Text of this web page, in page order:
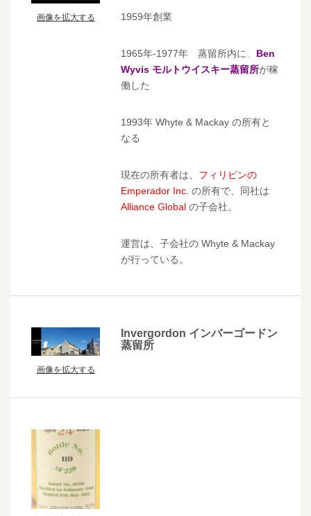
画像を拡大する 1959年創業
1965年-1977年 蒸留所内に、 Ben
Wyvis モルトウイスキー蒸留所が稼
働した
1993年 Whyte & Mackay の所有と
なる
現在の所有者は、 フィリピンの
Emperador Inc.の所有で、同社は
Alliance Globalの子会社。
運営は、子会社の Whyte & Mackay
が行っている。
画像を拡大する
Invergordon インバーゴードン
蒸留所